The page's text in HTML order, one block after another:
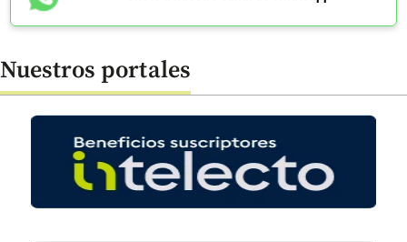
Nuestros portales